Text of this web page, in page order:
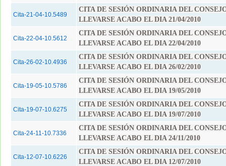
Cita-21-04-10.5489
CITA DE SESIÓN ORDINARIA DEL
LLEVARSE ACABO EL DIA 21/04/2010
Cita-22-04-10.5612
CITA DE SESIÓN ORDINARIA DEL
LLEVARSE ACABO EL DIA 22/04/2010
Cita-26-02-10.4936
CITA DE SESIÓN ORDINARIA DEL
LLEVARSE ACABO EL DIA 26/02/2010
Cita-19-05-10.5786
CITA DE SESIÓN ORDINARIA DEL
LLEVARSE ACABO EL DIA 19/05/2010
Cita-19-07-10.6275
CITA DE SESIÓN ORDINARIA DEL
LLEVARSE ACABO EL DIA 19/07/2010
Cita-24-11-10.7336
CITA DE SESIÓN ORDINARIA DEL
LLEVARSE ACABO EL DIA 24/11/2010
Cita-12-07-10.6226
CITA DE SESIÓN ORDINARIA DEL
LLEVARSE ACABO EL DIA 12/07/2010